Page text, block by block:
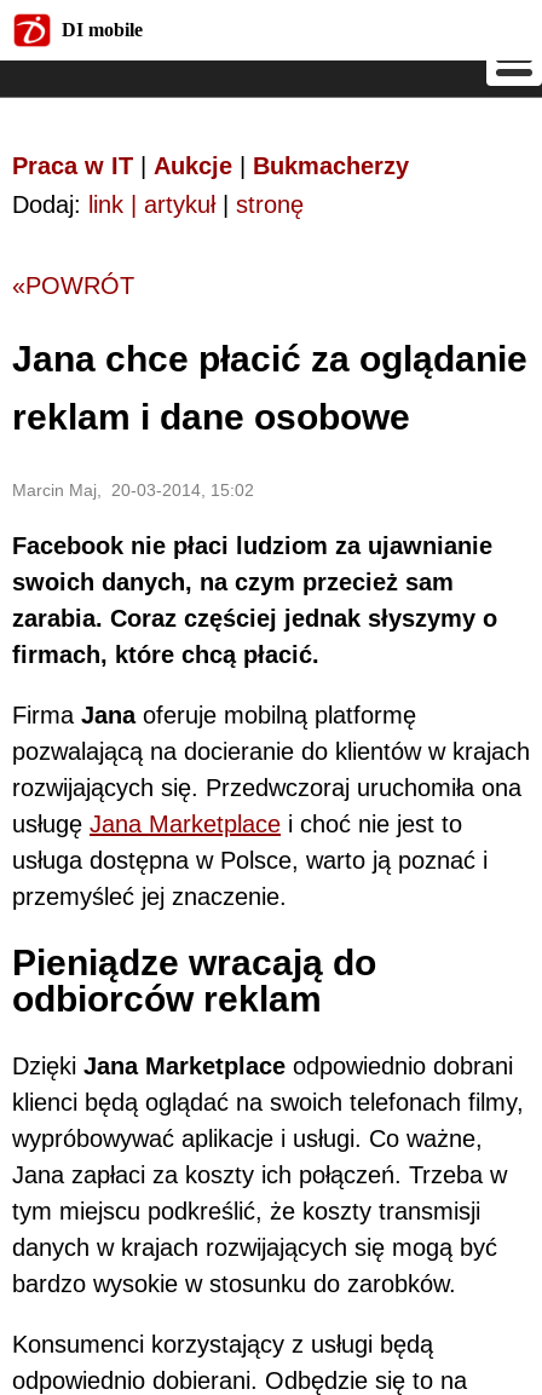
DI mobile
Praca w IT Aukcje
Bukmacherzy
Dodaj: link | artykuł| stronę
«POWRÓT
Jana chce płacić za oglądanie
reklam i dane osobowe
Marcin Maj, 20-03-2014, 15:02
Facebook nie płaci ludziom za ujawnianie
swoich danych, na czym przecież sam
zarabia. Coraz częściej jednak słyszymy o
firmach, które chcą płacić.
Firma Janaoferuje mobilną platformę
pozwalającą na docieranie do klientów w krajach
rozwijających się. Przedwczoraj uruchomiła ona
usługę Jana Marketplace i choć nie jest to
usługa dostępna w Polsce, warto ją poznać i
przemyśleć jej znaczenie.
Pieniądze wracają do
odbiorców reklam
Dzięki Jana Marketplace odpowiednio dobrani
klienci będą oglądać na swoich telefonach filmy,
wypróbowywać aplikacje i usługi. Co ważne,
Jana zapłaci za koszty ich połączeń. Trzeba w
tym miejscu podkreślić, że koszty transmisji
danych w krajach rozwijających się mogą być
bardzo wysokie w stosunku do zarobków.
Konsumenci korzystający z usługi będą
odpowiednio dobierani. Odbędzie się to na
DI mobile